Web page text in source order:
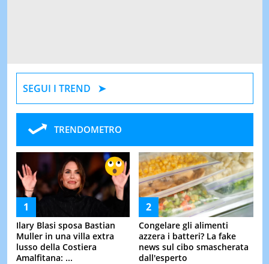
SEGUI I TREND
TRENDOMETRO
Ilary Blasi sposa Bastian
Muller in una villa extra
lusso della Costiera
Amalfitana: ...
Congelare gli alimenti
azzera i batteri? La fake
news sul cibo smascherata
dall'esperto